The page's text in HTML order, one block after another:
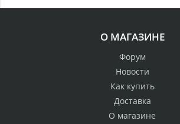
О МАГАЗИНЕ
Форум
Новости
Как купить
Доставка
О магазине